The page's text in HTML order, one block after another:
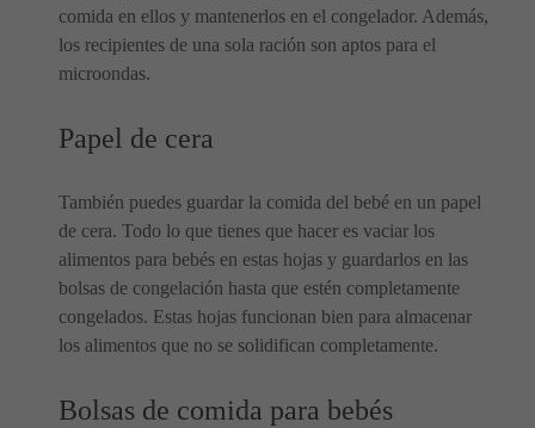
comida en ellos y mantenerlos en el congelador. Además,
los recipientes de una sola ración son aptos para el
microondas.
Papel de cera
También puedes guardar la comida del bebé en un papel
de cera. Todo lo que tienes que hacer es vaciar los
alimentos para bebés en estas hojas y guardarlos en las
bolsas de congelación hasta que estén completamente
congelados. Estas hojas funcionan bien para almacenar
los alimentos que no se solidifican completamente.
Bolsas de comida para bebés